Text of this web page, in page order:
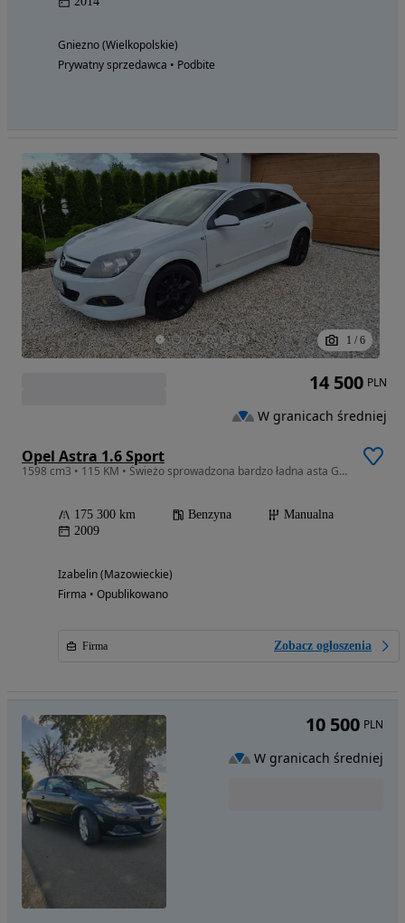
Gniezno (Wielkopolskie)
Prywatny sprzedawca • Podbite
1 / 6
Opel Astra 1.6 Sport
1598 cm3 • 115 KM • Świeżo sprowadzona bardzo ładna asta Gtc OPC-Line
175 300 km Benzyna
Manualna
2009
Izabelin (Mazowieckie)
Firma • Opublikowano
Firma Zobacz ogłoszenia
14 500 PLN
W granicach średniej
10 500 PLN
W granicach średniej